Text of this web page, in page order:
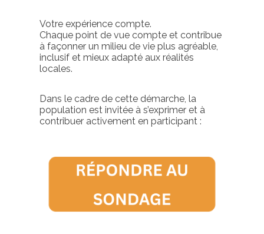
Votre expérience compte.
Chaque point de vue compte et contribue
à façonner un milieu de vie plus agréable,
inclusif et mieux adapté aux réalités
locales.
Dans le cadre de cette démarche, la
population est invitée à s’exprimer et à
contribuer activement en participant :